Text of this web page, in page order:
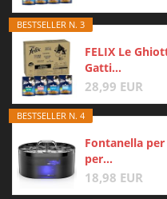
BESTSELLER N. 3
FELIX Le
Gatti...
28,99 EUR
BESTSELLER N. 4
Fontanella
per...
18,98 EUR